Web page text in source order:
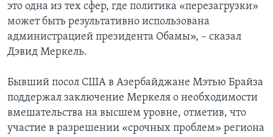
это одна из тех сфер, где политика «перезагрузки»
может быть результативно использована
администрацией президента Обамы», – сказал
Дэвид Меркель.
Бывший посол США в Азербайджане Мэтью Брайза
поддержал заключение Меркеля о необходимости
вмешательства на высшем уровне, отметив, что
участие в разрешении «срочных проблем» региона